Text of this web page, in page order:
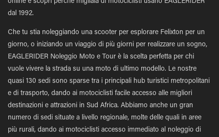
online e scopri perché migliaia di motociclisti usano EAGLERIDER
dal 1992.
Che tu stia noleggiando una scooter per esplorare Felixton per un
giorno, o iniziando un viaggio di più giorni per realizzare un sogno,
EAGLERIDER Noleggio Moto e Tour è la scelta perfetta per chi
vuole vivere la strada su una moto di ultimo modello. Le nostre
quasi 130 sedi sono sparse tra i principali hub turistici metropolitani
e di trasporto, dando ai motociclisti facile accesso alle migliori
destinazioni e attrazioni in Sud Africa. Abbiamo anche un gran
numero di sedi situate a livello regionale, molte delle quali in aree
più rurali, dando ai motociclisti accesso immediato al noleggio di